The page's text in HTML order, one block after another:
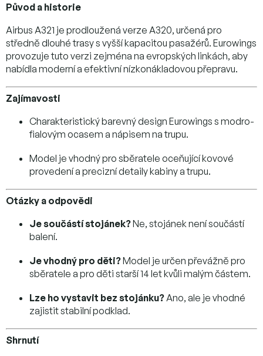
Původ a historie
Airbus A321 je prodloužená verze A320, určená pro
středně dlouhé trasy s vyšší kapacitou pasažérů. Eurowings
provozuje tuto verzi zejména na evropských linkách, aby
nabídla moderní a efektivní nízkonákladovou přepravu.
Zajímavosti
Charakteristický barevný design Eurowings s modro-
fialovým ocasem a nápisem na trupu.
Model je vhodný pro sběratele oceňující kovové
provedení a precizní detaily kabiny a trupu.
Otázky a odpovědi
Je součástí stojánek?Ne, stojánek není součástí
balení.
Je vhodný pro děti?Model je určen převážně pro
sběratele a pro děti starší 14 let kvůli malým částem.
Lze ho vystavit bez stojánku? Ano, ale je vhodné
zajistit stabilní podklad.
Shrnutí